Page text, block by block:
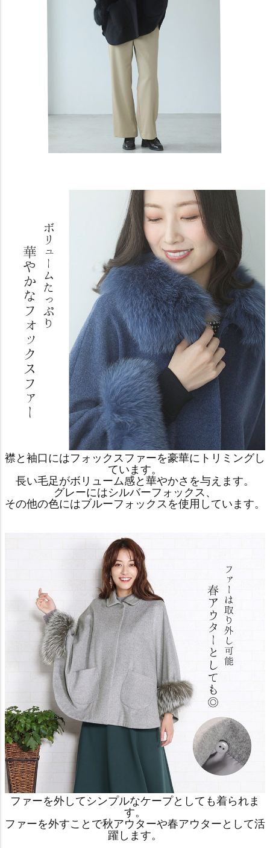
襟と袖口にはフォックスファーを豪華にトリミングし
ています。
長い毛足がボリューム感と華やかさを与えます。
グレーにはシルバーフォックス、
その他の色にはブルーフォックスを使用しています。
ファーを外してシンプルなケープとしても着られま
す。
ファーを外すことで秋アウターや春アウターとして活
躍します。